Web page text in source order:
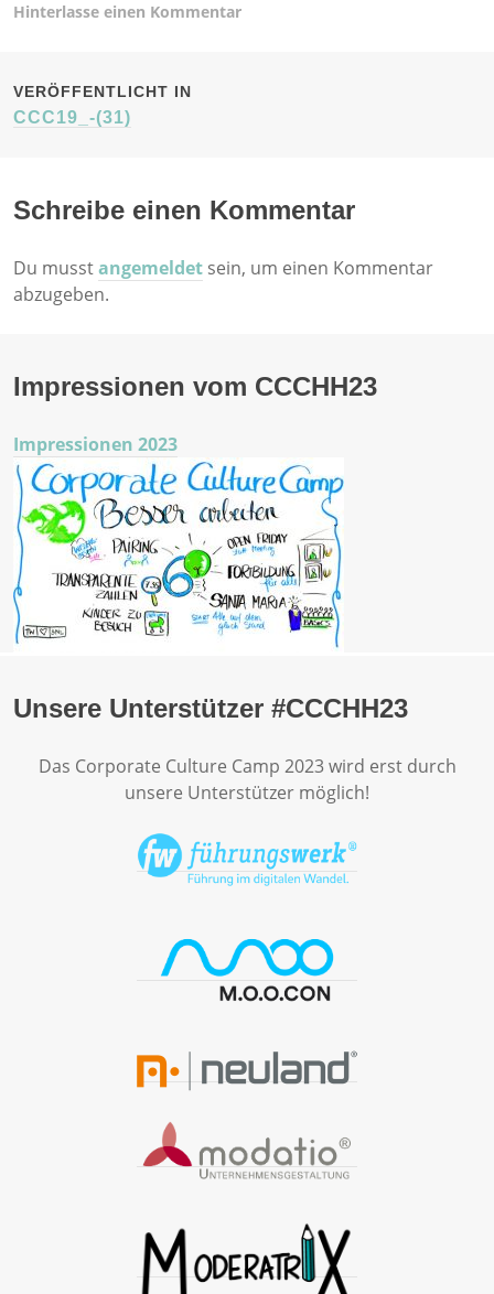
Hinterlasse einen Kommentar
BEITRAGSNAVIGATION
VERÖFFENTLICHT IN
CCC19_-(31)
Schreibe einen Kommentar
Du musstangemeldet sein, um einen Kommentar
abzugeben.
Impressionen vom CCCHH23
Impressionen 2023
Unsere Unterstützer #CCCHH23
Das Corporate Culture Camp 2023 wird erst durch
unsere Unterstützer möglich!